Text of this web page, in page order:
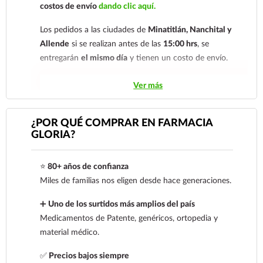
costos de envíodando clic aquí.
Los pedidos a las ciudades de Minatitlán, Nanchital y
Allende si se realizan antes de las 15:00 hrs, se
entregaránel mismo día y tienen un costo de envío.
Los pedidos de otras localidades se envían mediante
.Sólo hacemos envíos en el territorio
nacional.
económica.En la tarifa nacional al día siguiente, los
pedidos deben realizarseantes de las 14:00 hrs.El
tiempo de entrega de la tarifa económica es de
días.
En losproductos refrigerados siempre se debe
seleccionar la tarifa nacional día siguiente
Ver más
¿POR QUÉ COMPRAR EN FARMACIA
GLORIA?
⭐ 80+ años de confianza
Miles de familias nos eligen desde hace generaciones.
➕ Uno de los surtidos más amplios del país
Medicamentos de Patente, genéricos, ortopedia y
material médico.
✅ Precios bajos siempre